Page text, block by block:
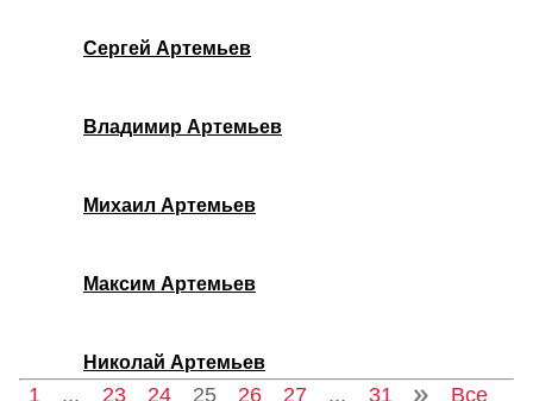
Сергей Артемьев
Владимир Артемьев
Михаил Артемьев
Максим Артемьев
Николай Артемьев
1 ... 23 24 25 26 27 ... 31 Все